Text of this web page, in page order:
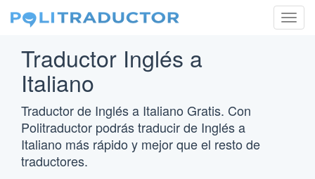
Traductor Inglés a
Italiano
Traductor de Inglés a Italiano Gratis. Con
Politraductor podrás traducir de Inglés a
Italiano más rápido y mejor que el resto de
traductores.